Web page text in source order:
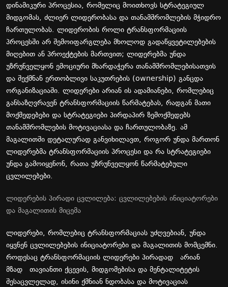
დინამიკური პროცესია, რომელიც მოითხოვს სტრატეგიულ
მიდგომას, ძლიერ ლიდერობასა და თანამშრომლების მჭიდრო
ჩართულობას. ლიდერობის როლი ტრანსფორმაციის
პროცესში არ შემოიფარგლება მხოლოდ გადაწყვეტილებების
მიღებით ან პროექტების მართვით; ლიდერებმა უნდა
უზრუნველყონ ემოციური მხარდაჭერა თანამშრომლებისათვის
და შექმნან ერთობლივი საკუთრების (ownership) განცდა
ორგანიზაციაში. ლიდერები არიან ის ადამიანები, რომლებიც
განსაზღვრავენ ტრანსფორმაციის წარმატებას, რადგან მათი
მოქმედებები და სტრატეგიები პირდაპირ ზემოქმედებს
თანამშრომლების მოტივაციასა და ჩართულობაზე. ამ
მაგალითში დეტალურად განვიხილავთ, როგორ უნდა მართონ
ლიდერებმა ტრანსფორმაციის პროცესი და რა სტრატეგიები
უნდა გამოიყენონ, რათა უზრუნველყონ წარმატებული
ცვლილებები.
ლიდერების პირადი ცვლილება: ცვლილებების ინიციატორები
და მაგალითის მიცემა
ლიდერები, რომლებიც ტრანსფორმაციას უძღვებიან, უნდა
იყვნენ ცვლილებების ინიციატორები და მაგალითის მომცემნი.
როდესაც ტრანსფორმაციის ლიდერები პირადად არიან
მზად თავიანთი ქცევის, მიდგომებისა და მენტალიტეტის
შესაცვლელად, ისინი ქმნიან ნდობასა და მოტივაციას